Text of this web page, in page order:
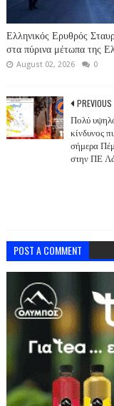
Ελληνικός Ερυθρός
στα πύρινα μέτωπα της
August 02, 2026 0
PREVIOUS
Πολύ
κίνδυνος
σήμερα
στην ΠΕ
POST A COMMENT